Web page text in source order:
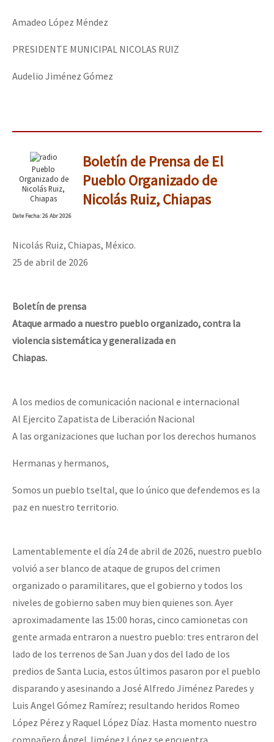
Amadeo López Méndez
PRESIDENTE MUNICIPAL NICOLAS RUIZ
Audelio Jiménez Gómez
Pueblo
Organizado de
Nicolás Ruiz,
Chiapas
Boletín de Prensa de El
Pueblo Organizado de
Nicolás Ruiz, Chiapas
DateFecha: 26 Abr 2026
Nicolás Ruiz, Chiapas, México.
25 de abril de 2026
Boletín de prensa
Ataque armado a nuestro pueblo organizado, contra la
violencia sistemática y generalizada en
Chiapas.
A los medios de comunicación nacional e internacional
Al Ejercito Zapatista de Liberación Nacional
A las organizaciones que luchan por los derechos humanos
Hermanas y hermanos,
Somos un pueblo tseltal, que lo único que defendemos es la
paz en nuestro territorio.
Lamentablemente el día 24 de abril de 2026, nuestro pueblo
volvió a ser blanco de ataque de grupos del crimen
organizado o paramilitares, que el gobierno y todos los
niveles de gobierno saben muy bien quienes son. Ayer
aproximadamente las 15:00 horas, cinco camionetas con
gente armada entraron a nuestro pueblo: tres entraron del
lado de los terrenos de San Juan y dos del lado de los
predios de Santa Lucia, estos últimos pasaron por el pueblo
disparando y asesinando a José Alfredo Jiménez Paredes y
Luis Angel Gómez Ramírez; resultando heridos Romeo
López Pérez y Raquel López Díaz. Hasta momento nuestro
compañero Ángel Jiménez López se encuentra